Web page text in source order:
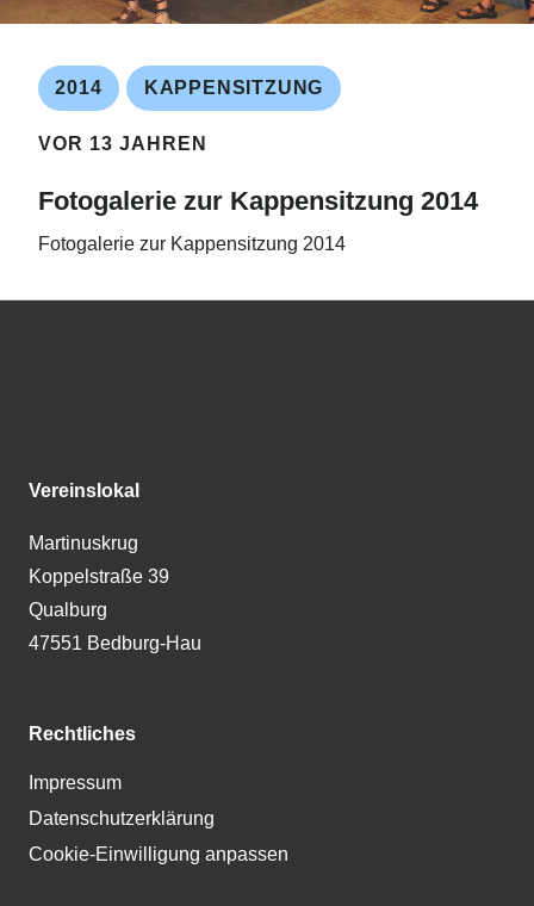
2014 KAPPENSITZUNG
VOR 13 JAHREN
Fotogalerie zur Kappensitzung 2014
Fotogalerie zur Kappensitzung 2014
Vereinslokal
Martinuskrug
Koppelstraße 39
Qualburg
47551 Bedburg-Hau
Rechtliches
Impressum
Datenschutzerklärung
Cookie-Einwilligung anpassen